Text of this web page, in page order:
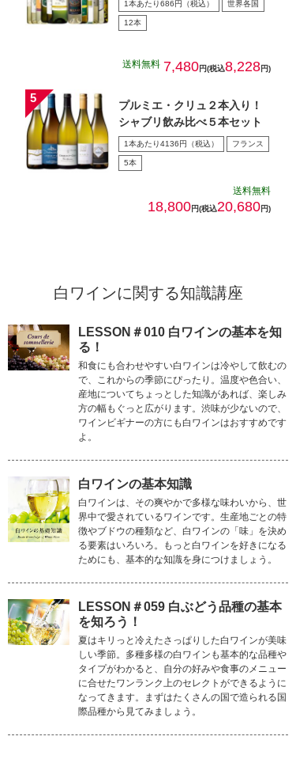
1本あたり686円（税込） 世界各国
12本
送料無料 7,480円(税込8,228円)
プルミエ・クリュ２本入り！
シャブリ飲み比べ５本セット
1本あたり4136円（税込） フランス
5本
送料無料
18,800円(税込20,680円)
白ワインに関する知識講座
LESSON＃010 白ワインの基本を知
る！
和食にも合わせやすい白ワインは冷やして飲むの
で、これからの季節にぴったり。温度や色合い、
産地についてちょっとした知識があれば、楽しみ
方の幅もぐっと広がります。渋味が少ないので、
ワインビギナーの方にも白ワインはおすすめです
よ。
白ワインの基本知識
白ワインは、その爽やかで多様な味わいから、世
界中で愛されているワインです。生産地ごとの特
徴やブドウの種類など、白ワインの「味」を決め
る要素はいろいろ。もっと白ワインを好きになる
ためにも、基本的な知識を身につけましょう。
LESSON＃059 白ぶどう品種の基本
を知ろう！
夏はキリっと冷えたさっぱりした白ワインが美味
しい季節。多種多様の白ワインも基本的な品種や
タイプがわかると、自分の好みや食事のメニュー
に合せたワンランク上のセレクトができるように
なってきます。まずはたくさんの国で造られる国
際品種から見てみましょう。